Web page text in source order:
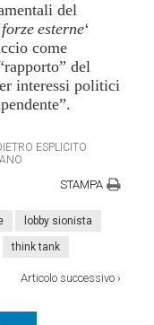
del
forze esterne‘
come
del
interessi politici
ESPLICITO
STAMPA
lobby sionista
think tank
Articolo successivo›